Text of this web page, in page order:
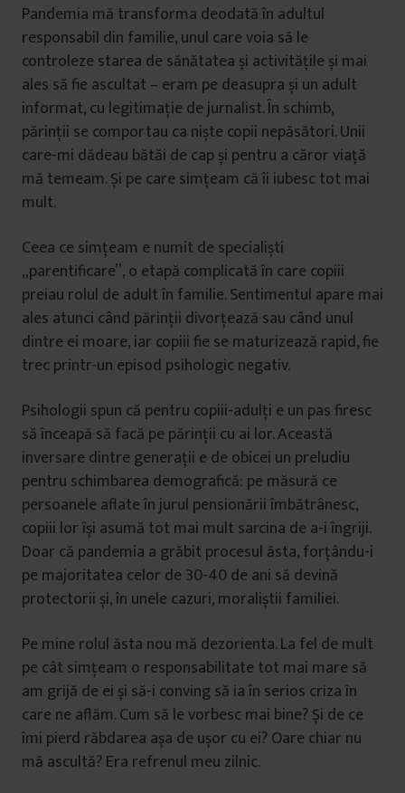
Pandemia mă transforma deodată în adultul
responsabil din familie, unul care voia să le
controleze starea de sănătatea și activitățile și mai
ales să fie ascultat – eram pe deasupra și un adult
informat, cu legitimație de jurnalist. În schimb,
părinții se comportau ca niște copii nepăsători. Unii
care-mi dădeau bătăi de cap și pentru a căror viață
mă temeam. Și pe care simțeam că îi iubesc tot mai
mult.
Ceea ce simțeam e numit de specialiști
„parentificare”, o etapă complicată în care copiii
preiau rolul de adult în familie. Sentimentul apare mai
ales atunci când părinții divorțează sau când unul
dintre ei moare, iar copiii fie se maturizează rapid, fie
trec printr-un episod psihologic negativ.
Psihologii spun că pentru copiii-adulți e un pas firesc
să înceapă să facă pe părinții cu ai lor. Această
inversare dintre generații e de obicei un preludiu
pentru schimbarea demografică: pe măsură ce
persoanele aflate în jurul pensionării îmbătrânesc,
copiii lor își asumă tot mai mult sarcina de a-i îngriji.
Doar că pandemia a grăbit procesul ăsta, forțându-i
pe majoritatea celor de 30-40 de ani să devină
protectorii și, în unele cazuri, moraliștii familiei.
Pe mine rolul ăsta nou mă dezorienta. La fel de mult
pe cât simțeam o responsabilitate tot mai mare să
am grijă de ei și să-i conving să ia în serios criza în
care ne aflăm. Cum să le vorbesc mai bine? Și de ce
îmi pierd răbdarea așa de ușor cu ei? Oare chiar nu
mă ascultă? Era refrenul meu zilnic.